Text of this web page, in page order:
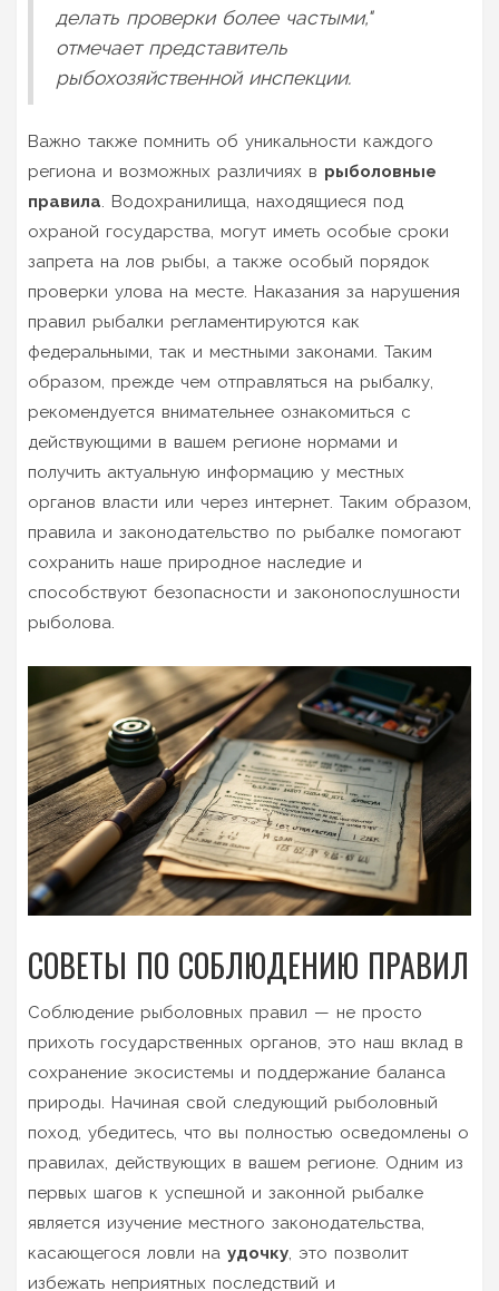
делать проверки более частыми,"
отмечает представитель
рыбохозяйственной инспекции.
Важно также помнить об уникальности каждого
региона и возможных различиях в рыболовные
правила. Водохранилища, находящиеся под
охраной государства, могут иметь особые сроки
запрета на лов рыбы, а также особый порядок
проверки улова на месте. Наказания за нарушения
правил рыбалки регламентируются как
федеральными, так и местными законами. Таким
образом, прежде чем отправляться на рыбалку,
рекомендуется внимательнее ознакомиться с
действующими в вашем регионе нормами и
получить актуальную информацию у местных
органов власти или через интернет. Таким образом,
правила и законодательство по рыбалке помогают
сохранить наше природное наследие и
способствуют безопасности и законопослушности
рыболова.
СОВЕТЫ ПО СОБЛЮДЕНИЮ ПРАВИЛ
Соблюдение рыболовных правил — не просто
прихоть государственных органов, это наш вклад в
сохранение экосистемы и поддержание баланса
природы. Начиная свой следующий рыболовный
поход, убедитесь, что вы полностью осведомлены о
правилах, действующих в вашем регионе. Одним из
первых шагов к успешной и законной рыбалке
является изучение местного законодательства,
касающегося ловли на удочку, это позволит
избежать неприятных последствий и